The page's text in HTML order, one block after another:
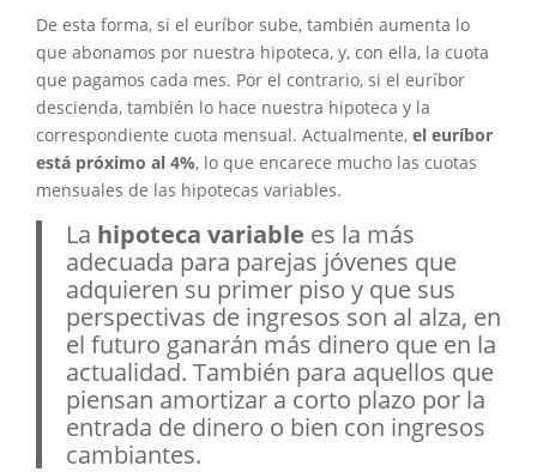
De esta forma, si el euríbor sube, también aumenta lo
que abonamos por nuestra hipoteca, y, con ella, la cuota
que pagamos cada mes. Por el contrario, si el euríbor
descienda, también lo hace nuestra hipoteca y la
correspondiente cuota mensual. Actualmente, el euríbor
está próximo al 4%, lo que encarece mucho las cuotas
mensuales de las hipotecas variables.
La hipoteca variable es la más
adecuada para parejas jóvenes que
adquieren su primer piso y que sus
perspectivas de ingresos son al alza, en
el futuro ganarán más dinero que en la
actualidad. También para aquellos que
piensan amortizar a corto plazo por la
entrada de dinero o bien con ingresos
cambiantes.